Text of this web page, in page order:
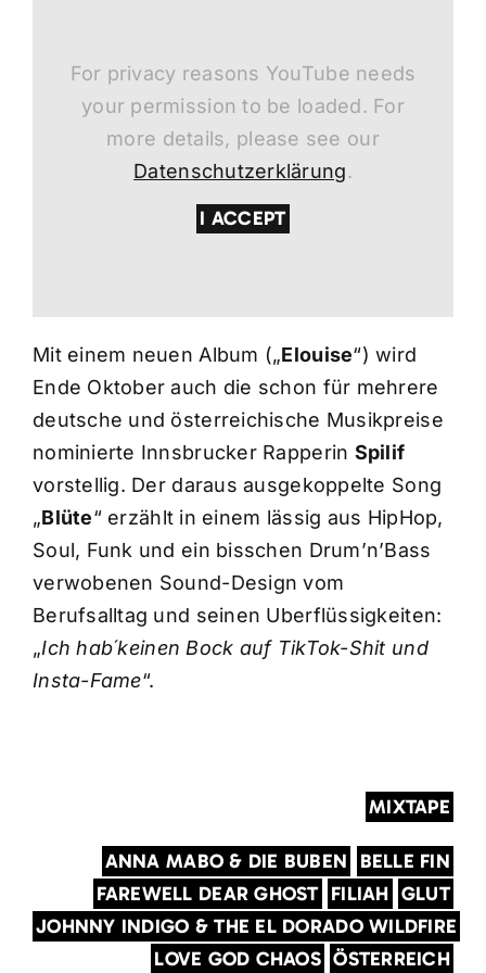
For privacy reasons YouTube needs
your permission to be loaded. For
more details, please see our
Datenschutzerklärung.
I ACCEPT
Mit einem neuen Album („Elouise“) wird
Ende Oktober auch die schon für mehrere
deutsche und österreichische Musikpreise
nominierte Innsbrucker Rapperin Spilif
vorstellig. Der daraus ausgekoppelte Song
„Blüte“ erzählt in einem lässig aus HipHop,
Soul, Funk und ein bisschen Drum’n’Bass
verwobenen Sound-Design vom
Berufsalltag und seinen Uberflüssigkeiten:
„Ich hab´keinen Bock auf TikTok-Shit und
Insta-Fame“.
MIXTAPE
ANNA MABO & DIE BUBEN
BELLE FIN
FAREWELL DEAR GHOST FILIAH GLUT
JOHNNY INDIGO & THE EL DORADO WILDFIRE
LOVE GOD CHAOS ÖSTERREICH